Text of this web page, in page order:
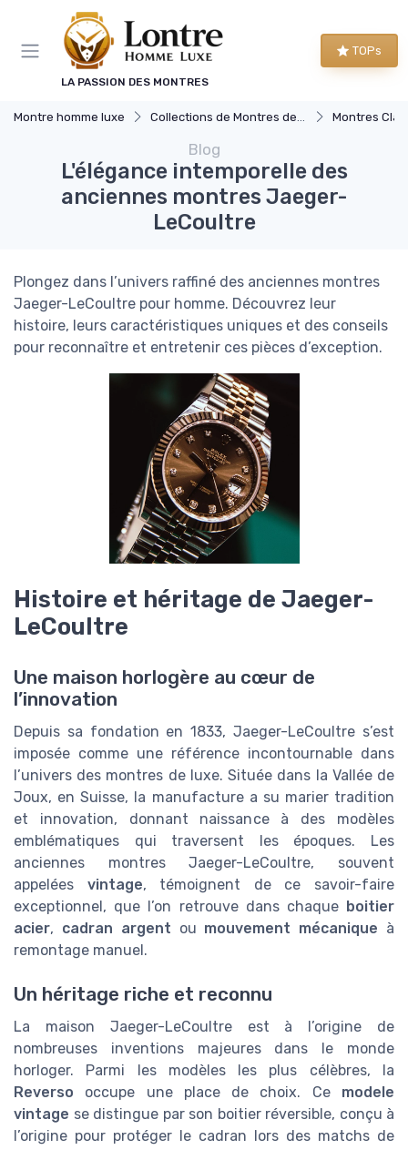
LA PASSION DES MONTRES
TOPs
Montre homme luxe Collections de Montres de Luxe Montres
Blog
L'élégance intemporelle des
anciennes montres Jaeger-
LeCoultre
Plongez dans l’univers raffiné des anciennes montres
Jaeger-LeCoultre pour homme. Découvrez leur
histoire, leurs caractéristiques uniques et des conseils
pour reconnaître et entretenir ces pièces d’exception.
Histoire et héritage de Jaeger-
LeCoultre
Une maison horlogère au cœur de
l’innovation
Depuis sa fondation en 1833, Jaeger-LeCoultre s’est
imposée comme une référence incontournable dans
l’univers des montres de luxe. Située dans la Vallée de
Joux, en Suisse, la manufacture a su marier tradition
et innovation, donnant naissance à des modèles
emblématiques qui traversent les époques. Les
anciennes montres Jaeger-LeCoultre, souvent
appelées vintage, témoignent de ce savoir-faire
exceptionnel, que l’on retrouve dans chaque boitier
acier, cadran argent ou mouvement mécanique à
remontage manuel.
Un héritage riche et reconnu
La maison Jaeger-LeCoultre est à l’origine de
nombreuses inventions majeures dans le monde
horloger. Parmi les modèles les plus célèbres, la
Reverso occupe une place de choix. Ce modele
vintage se distingue par son boitier réversible, conçu à
l’origine pour protéger le cadran lors des matchs de
Panneau de gestion des cookies